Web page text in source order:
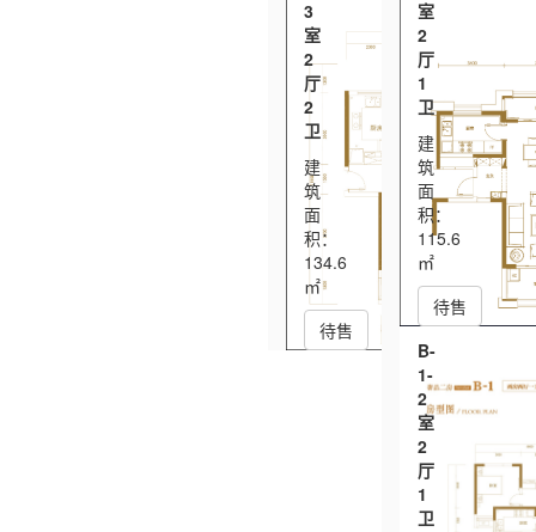
3
室
2
厅
2
卫
建
筑
面
积：
134.6
㎡
待售
室
2
厅
1
卫
建
筑
面
积：
115.6
㎡
待售
B-
1-
2
室
2
厅
1
卫